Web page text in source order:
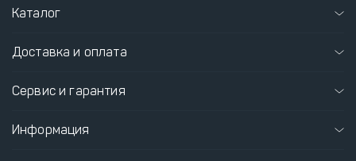
Каталог
Доставка и оплата
Сервис и гарантия
Информация